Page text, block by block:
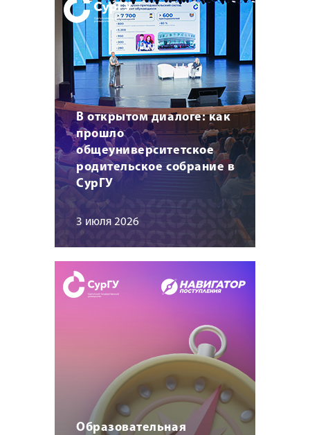
В открытом диалоге: как
прошло
общеуниверситетское
родительское собрание в
СурГУ
3 июля 2026
Образовательная